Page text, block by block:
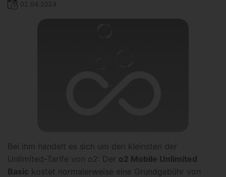
02.04.2024
Bei ihm handelt es sich um den kleinsten der
Unlimited-Tarife von o2: Der o2 Mobile Unlimited
Basic kostet normalerweise eine Grundgebühr von